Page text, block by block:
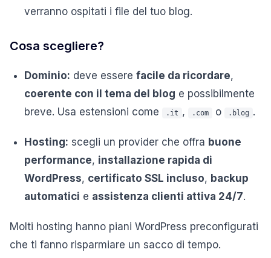
verranno ospitati i file del tuo blog.
Cosa scegliere?
Dominio: deve essere facile da ricordare,
coerente con il tema del blog e possibilmente
breve. Usa estensioni come
.it , .com o .blog .
Hosting: scegli un provider che offra buone
performance, installazione rapida di
WordPress, certificato SSL incluso, backup
automatici e assistenza clienti attiva 24/7.
Molti hosting hanno piani WordPress preconfigurati
che ti fanno risparmiare un sacco di tempo.